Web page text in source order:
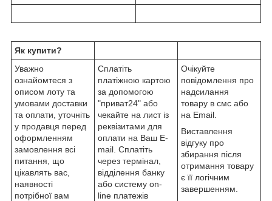
Як купити?
Уважно
ознайомтеся з
описом лоту та
умовами доставки
та оплати, уточніть
у продавця перед
оформленням
замовлення всі
питання, що
цікавлять вас,
наявності
потрібної вам
Сплатіть
платіжною картою
за допомогою
"приват24" або
чекайте на лист із
реквізитами для
оплати на Ваш E-
mail. Сплатіть
через термінал,
відділення банку
або систему on-
line платежів
Очікуйте
повідомлення про
надсилання
товару в смс або
на Email.
Виставлення
відгуку про
збирання після
отримання товару
є її логічним
завершенням.